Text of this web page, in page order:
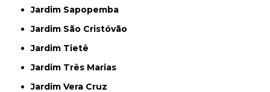
Jardim Sapopemba
Jardim São Cristóvão
Jardim Tietê
Jardim Três Marias
Jardim Vera Cruz